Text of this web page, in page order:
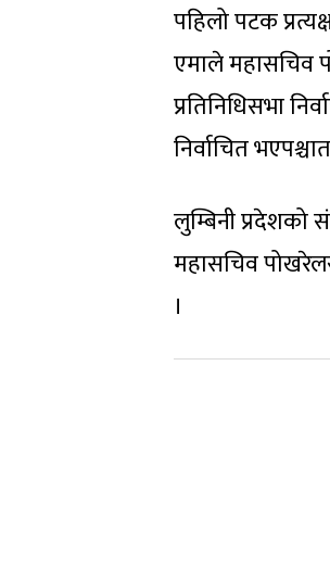
पहिलो पटक
एमाले महासचिव
प्रतिनिधिसभा
निर्वाचित
लुम्बिनी
महासचिव
।